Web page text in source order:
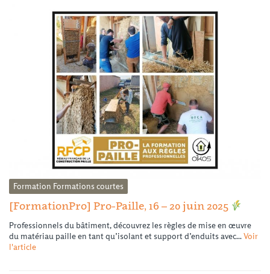
Formation Formations courtes
[FormationPro] Pro-Paille, 16 – 20 juin 2025
Professionnels du bâtiment, découvrez les règles de mise en œuvre
du matériau paille en tant qu’isolant et support d’enduits avec...Voir
l'article